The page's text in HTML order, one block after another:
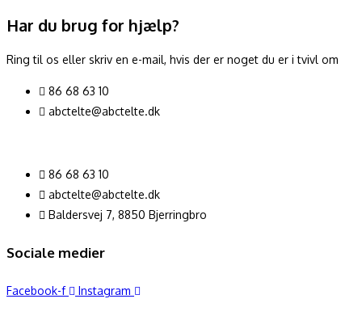
Har du brug for hjælp?
Ring til os eller skriv en e-mail, hvis der er noget du er i tvivl om
86 68 63 10
abctelte@abctelte.dk
86 68 63 10
abctelte@abctelte.dk
Baldersvej 7, 8850 Bjerringbro
Sociale medier
Facebook-f Instagram